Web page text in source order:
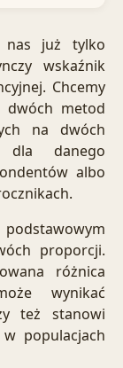
nas już tylko
wskaźnik
Chcemy
dwóch metod
na dwóch
dla danego
albo
proporcji.
różnica
wynikać
też stanowi
populacjach